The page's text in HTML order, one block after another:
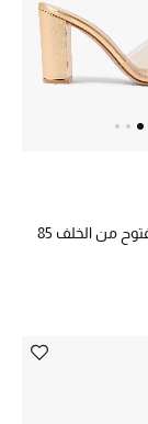
حذاء شفاف مفتوح من الخلف 85